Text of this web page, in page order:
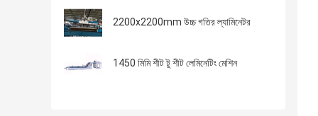
2200x2200mm উচ্চ গতির ল্যামিনেটর
1450 মিমি শীট টু শীট লেমিনেটিং মেশিন